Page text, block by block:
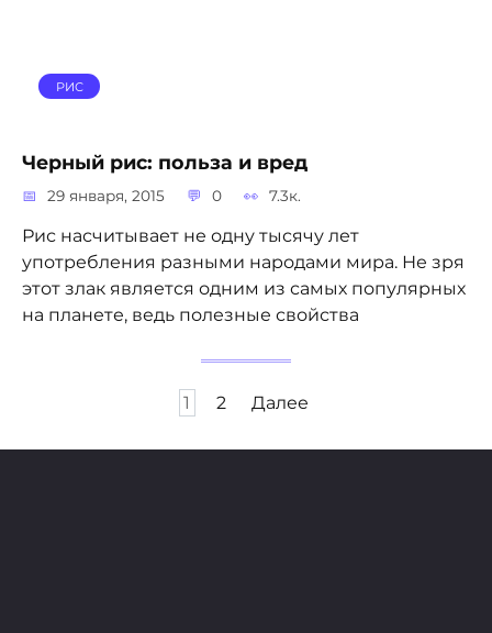
РИС
Черный рис: польза и вред
29 января, 2015 0 7.3к.
Рис насчитывает не одну тысячу лет
употребления разными народами мира. Не зря
этот злак является одним из самых популярных
на планете, ведь полезные свойства
1 2 Далее